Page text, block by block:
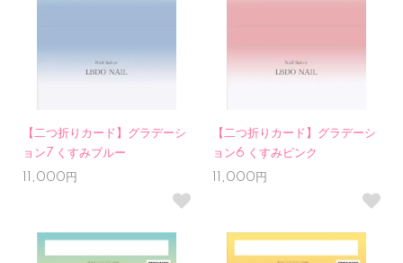
【二つ折りカード】グラデーシ
ョン7 くすみブルー
11,000円
【二つ折りカード】グラデーシ
ョン6 くすみピンク
11,000円